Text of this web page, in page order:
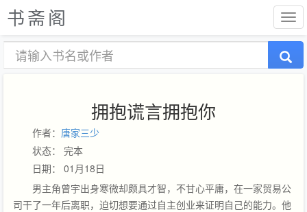
书斋阁
拥抱谎言拥抱你
作者： 唐家三少
状态： 完本
日期： 01月18日
男主角曾宇出身寒微却颇具才智，不甘心平庸，在一家贸易公
司干了一年后离职，迫切想要通过自主创业来证明自己的能力。他